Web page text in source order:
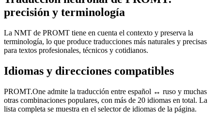
precisión y terminología
La NMT de PROMT tiene en cuenta el contexto y preserva la
terminología, lo que produce traducciones más naturales y precisas
para textos profesionales, técnicos y cotidianos.
Idiomas y direcciones compatibles
PROMT.One admite la traducción entre español ↔ ruso y muchas
otras combinaciones populares, con más de 20 idiomas en total. La
lista completa se muestra en el selector de idiomas de la página.